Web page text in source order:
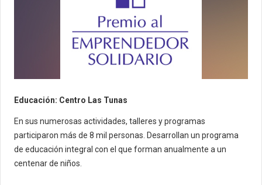
Educación: Centro Las Tunas
En sus numerosas actividades, talleres y programas
participaron más de 8 mil personas. Desarrollan un programa
de educación integral con el que forman anualmente a un
centenar de niños.